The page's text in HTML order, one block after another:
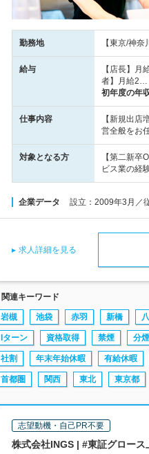
勤務地 【東京/神
給与
【店長】
者】月給2…
初年度の年
仕事内容
【新規出
営全般をお
対象となる方
【第二新
ビス業の経
企業データ 設立：2009年3月／
求人詳細を見る
関連キーワード
岩槻 池袋 赤羽 新橋
Iターン 資格取得 禁煙 分煙
社割 年末年始休暇 有給休暇
首都圏 関西 東北 東京都
志望動機・自己PR不要
株式会社INGS | #東証グロース